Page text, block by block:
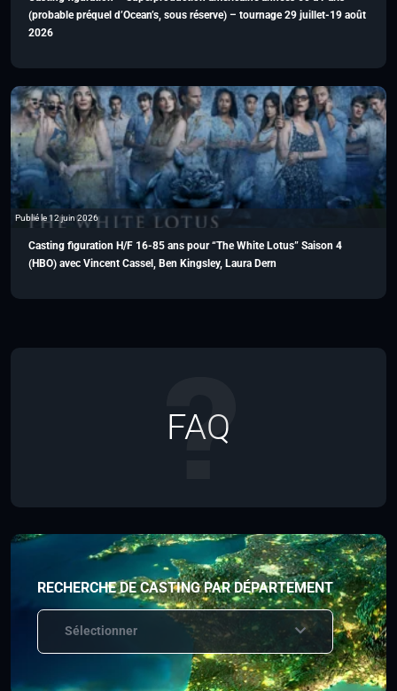
(probable préquel d’Ocean’s, sous réserve) – tournage 29 juillet-19 août
2026
Publié le 12 juin 2026
Casting figuration H/F 16-85 ans pour “The White Lotus” Saison 4
(HBO) avec Vincent Cassel, Ben Kingsley, Laura Dern
FAQ
RECHERCHE DE CASTING PAR DÉPARTEMENT
Sélectionner